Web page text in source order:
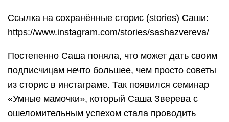
Ссылка на сохранённые сторис (stories) Саши:
https://www.instagram.com/stories/sashazvereva/
Постепенно Саша поняла, что может дать своим
подписчицам нечто большее, чем просто советы
из сторис в инстаграме. Так появился семинар
«Умные мамочки», который Саша Зверева с
ошеломительным успехом стала проводить